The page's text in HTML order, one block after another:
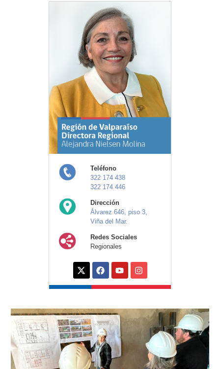
Teléfono
322 174 438
322 174 446
Dirección
Álvarez 646, piso 3,
Viña del Mar.
Redes Sociales
Regionales